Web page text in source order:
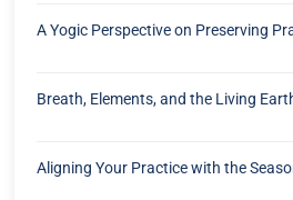
A Yogic Perspective on Preserving
Breath, Elements, and the Living
Aligning Your Practice with the